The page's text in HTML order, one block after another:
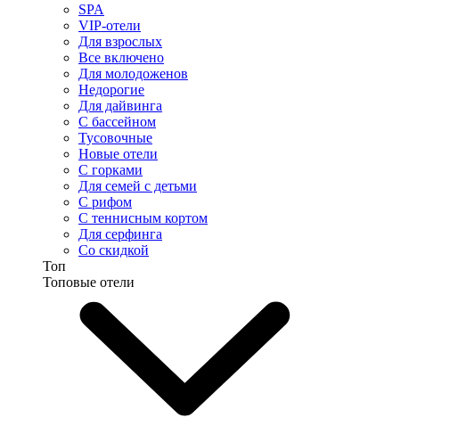
SPA
VIP-отели
Для взрослых
Все включено
Для молодоженов
Недорогие
Для дайвинга
С бассейном
Тусовочные
Новые отели
С горками
Для семей с детьми
С рифом
С теннисным кортом
Для серфинга
Со скидкой
Топ
Топовые отели